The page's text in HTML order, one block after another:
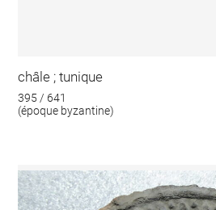
châle ; tunique
395 / 641
(époque byzantine)